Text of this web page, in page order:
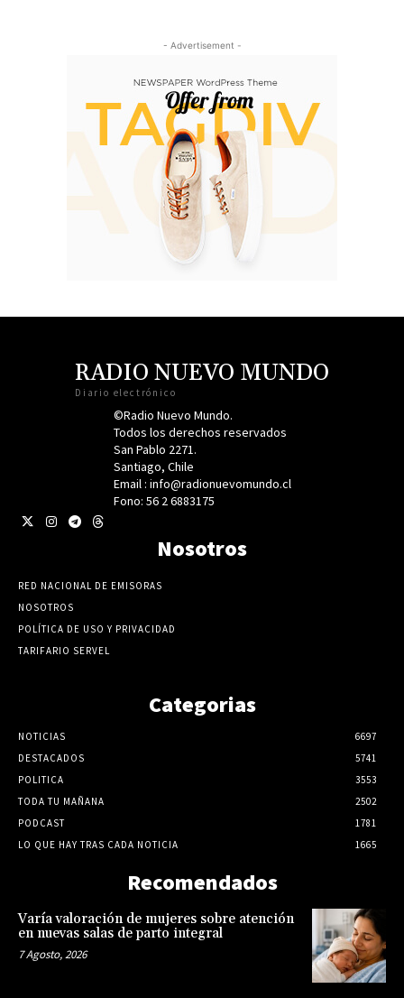
- Advertisement -
RADIO NUEVO MUNDO
Diario electrónico
©Radio Nuevo Mundo.
Todos los derechos reservados
San Pablo 2271.
Santiago, Chile
Email : info@radionuevomundo.cl
Fono: 56 2 6883175
Nosotros
RED NACIONAL DE EMISORAS
NOSOTROS
POLÍTICA DE USO Y PRIVACIDAD
TARIFARIO SERVEL
Categorias
NOTICIAS
6697
DESTACADOS
5741
POLITICA
3553
TODA TU MAÑANA
2502
PODCAST
1781
LO QUE HAY TRAS CADA NOTICIA
1665
Recomendados
Varía valoración de mujeres sobre atención
en nuevas salas de parto integral
7 Agosto, 2026